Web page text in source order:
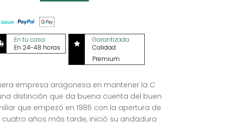
En tu casa
En 24-48 horas

Garantizada
Calidad
Premium
empresa aragonesa en mantener la C
distinción que da buena cuenta del buen
que empezó en 1986 con la apertura de
años más tarde, inició su andadura